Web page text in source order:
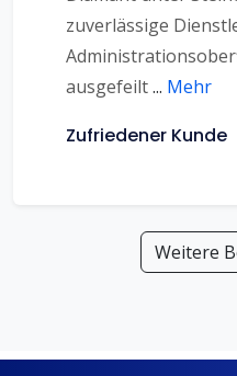
zuverlässige
ausgefeilt... Mehr
Zufriedener Kunde
Weitere